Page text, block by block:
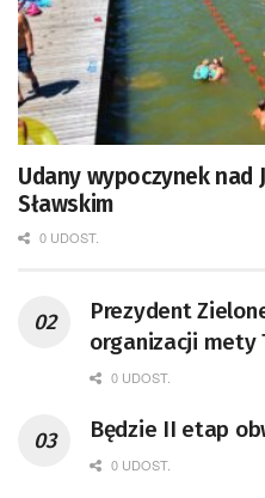
Udany wypoczynek nad
Sławskim
0 UDOST.
Prezydent
organizacji mety
0 UDOST.
Będzie II etap
0 UDOST.